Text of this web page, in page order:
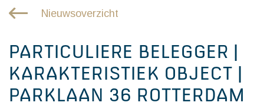
Nieuwsoverzicht
PARTICULIERE BELEGGER |
KARAKTERISTIEK OBJECT |
PARKLAAN 36 ROTTERDAM